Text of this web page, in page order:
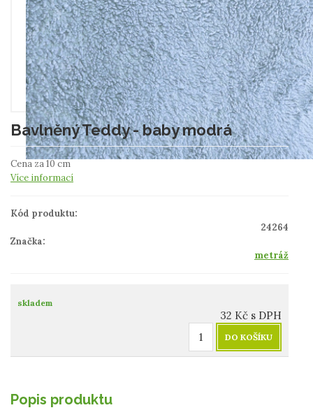
Bavlněný Teddy - baby modrá
Cena za 10 cm
Více informací
Kód produktu:
24264
Značka:
metráž
skladem
32 Kč s DPH
DO KOŠÍKU
Popis produktu